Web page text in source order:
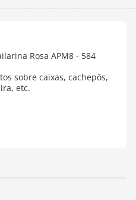
Rosa APM8 - 584
sobre caixas, cachepôs,
etc.